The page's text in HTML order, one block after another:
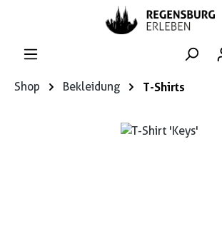
Zum Hauptinhalt springen
Shop Bekleidung T-Shirts
Bildergalerie überspringen